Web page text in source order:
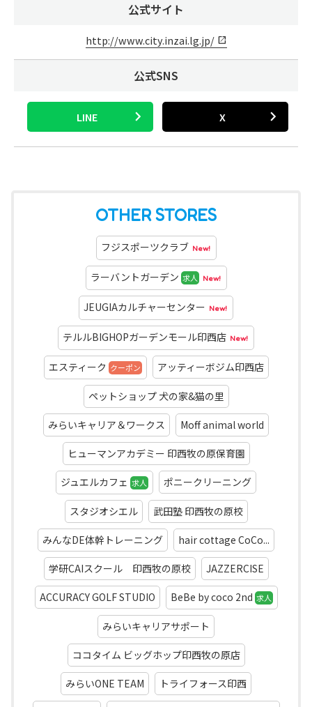
公式サイト
http://www.city.inzai.lg.jp/
公式SNS
OTHER STORES
フジスポーツクラブ New!
ラーバントガーデン 求人 New!
JEUGIAカルチャーセンター New!
テルルBIGHOPガーデンモール印西店 New!
エスティーク クーポン アッティーボジム印西店
ペットショップ 犬の家&猫の里
みらいキャリア＆ワークス Moff animal world
ヒューマンアカデミー 印西牧の原保育園
ジュエルカフェ 求人 ポニークリーニング
スタジオシエル 武田塾 印西牧の原校
みんなDE体幹トレーニング hair cottage CoCo...
学研CAIスクール 印西牧の原校 JAZZERCISE
ACCURACY GOLF STUDIO BeBe by coco 2nd 求人
みらいキャリアサポート
ココタイム ビッグホップ印西牧の原店
みらいONE TEAM トライフォース印西